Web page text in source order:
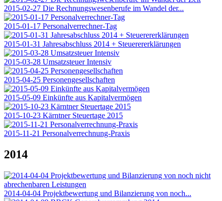
2015-02-27 Die Rechnungswesenberufe im Wandel der...
2015-01-17 Personalverrechner-Tag
2015-01-31 Jahresabschluss 2014 + Steuerererklärungen
2015-03-28 Umsatzsteuer Intensiv
2015-04-25 Personengesellschaften
2015-05-09 Einkünfte aus Kapitalvermögen
2015-10-23 Kärntner Steuertage 2015
2015-11-21 Personalverrechnung-Praxis
2014
2014-04-04 Projektbewertung und Bilanzierung von noch...